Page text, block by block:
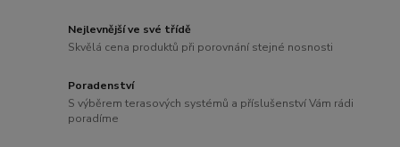
Nejlevnější ve své třídě
Skvělá cena produktů při porovnání stejné nosnosti
Poradenství
S výběrem terasových systémů a příslušenství Vám rádi
poradíme